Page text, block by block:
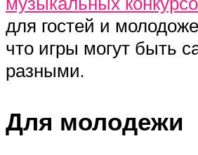
для гостей и
что игры могут быть
разными.
Для молодежи